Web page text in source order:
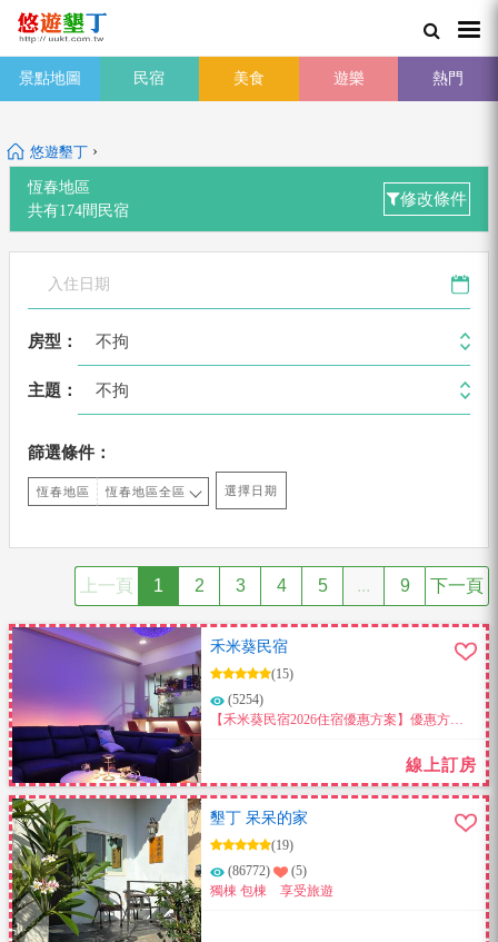
景點地圖 民宿 美食 遊樂 熱門
悠遊墾丁 ›
恆春地區
共有174間 民宿
修改條件
房型： 不拘
主題： 不拘
篩選條件：
恆春地區 恆春地區全區 選擇日期
上一頁 1 2 3 4 5 ... 9 下一頁
禾米葵民宿
(15)
(5254)
【禾米葵民宿2026住宿優惠方案】優惠方案
線上訂房
墾丁 呆呆的家
(19)
(86772)
(5)
獨棟 包棟 享受旅遊